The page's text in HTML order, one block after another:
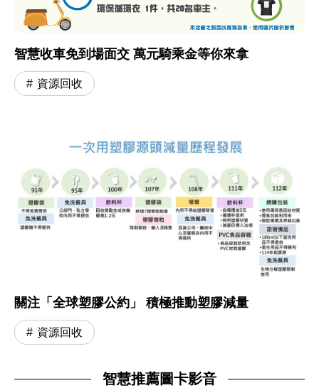
智慧收車免到場面交 萬元騎乘金等你來拿
資源回收
關注「全球塑膠公約」 積極推動塑膠減量
資源回收
智慧推薦圖卡影音